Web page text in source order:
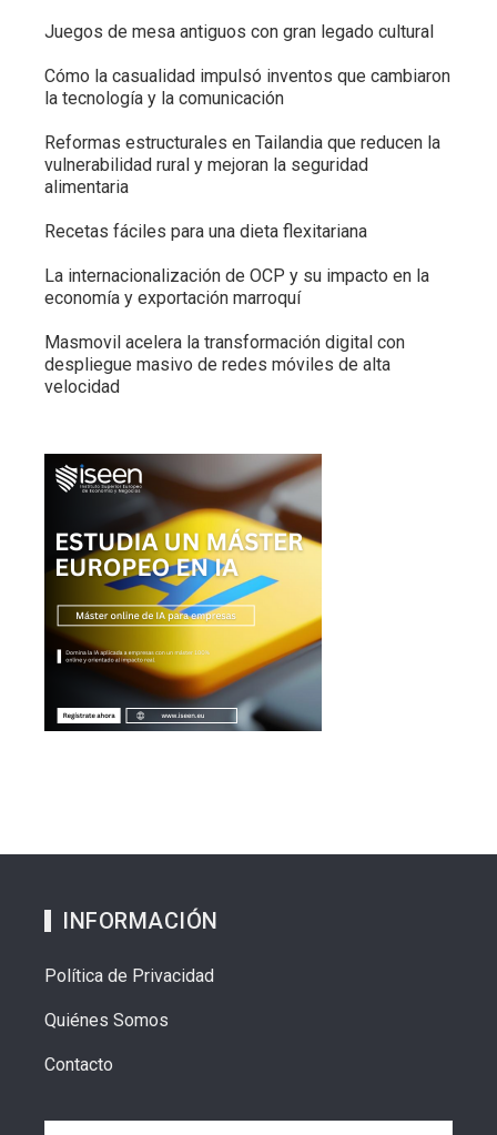
Juegos de mesa antiguos con gran legado cultural
Cómo la casualidad impulsó inventos que cambiaron
la tecnología y la comunicación
Reformas estructurales en Tailandia que reducen la
vulnerabilidad rural y mejoran la seguridad
alimentaria
Recetas fáciles para una dieta flexitariana
La internacionalización de OCP y su impacto en la
economía y exportación marroquí
Masmovil acelera la transformación digital con
despliegue masivo de redes móviles de alta
velocidad
INFORMACIÓN
Política de Privacidad
Quiénes Somos
Contacto